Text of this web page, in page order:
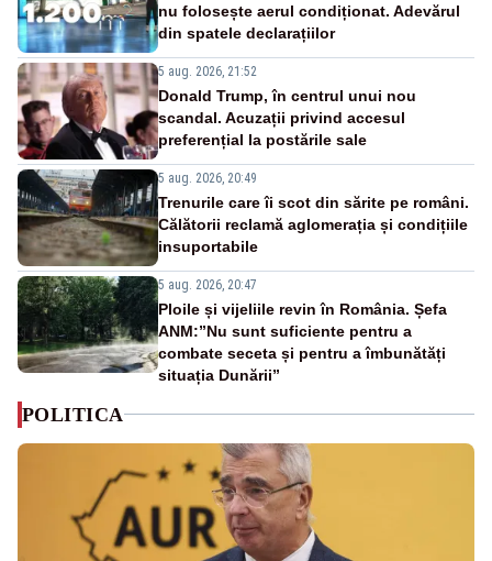
nu folosește aerul condiționat. Adevărul
din spatele declarațiilor
5 aug. 2026, 21:52
Donald Trump, în centrul unui nou
scandal. Acuzații privind accesul
preferențial la postările sale
5 aug. 2026, 20:49
Trenurile care îi scot din sărite pe români.
Călătorii reclamă aglomerația și condițiile
insuportabile
5 aug. 2026, 20:47
Ploile și vijeliile revin în România. Șefa
ANM:”Nu sunt suficiente pentru a
combate seceta și pentru a îmbunătăți
situația Dunării”
POLITICA